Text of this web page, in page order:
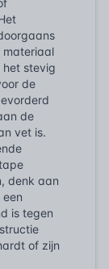
materiaal
stevig
de
de
vet is.
denk aan
is tegen
of zijn